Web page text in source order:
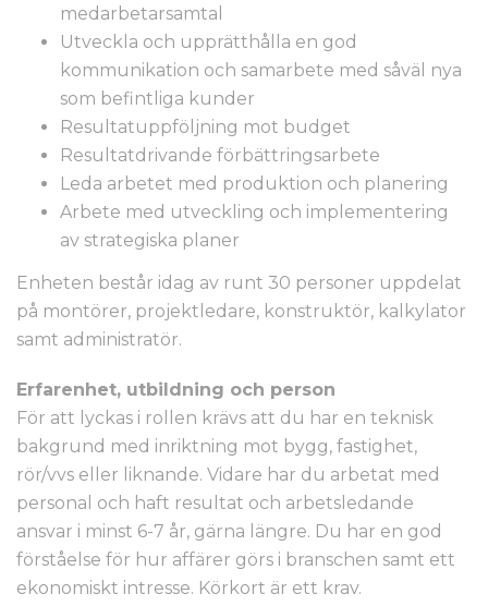
medarbetarsamtal
Utveckla och upprätthålla en god
kommunikation och samarbete med såväl nya
som befintliga kunder
Resultatuppföljning mot budget
Resultatdrivande förbättringsarbete
Leda arbetet med produktion och planering
Arbete med utveckling och implementering
av strategiska planer
Enheten består idag av runt 30 personer uppdelat
på montörer, projektledare, konstruktör, kalkylator
samt administratör.
Erfarenhet, utbildning och person
För att lyckas i rollen krävs att du har en teknisk
bakgrund med inriktning mot bygg, fastighet,
rör/vvs eller liknande. Vidare har du arbetat med
personal och haft resultat och arbetsledande
ansvar i minst 6-7 år, gärna längre. Du har en god
förståelse för hur affärer görs i branschen samt ett
ekonomiskt intresse. Körkort är ett krav.